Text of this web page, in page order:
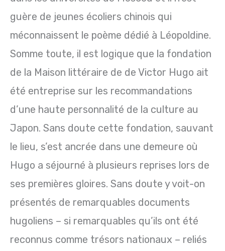
guère de jeunes écoliers chinois qui
méconnaissent le poème dédié à Léopoldine.
Somme toute, il est logique que la fondation
de la Maison littéraire de de Victor Hugo ait
été entreprise sur les recommandations
d’une haute personnalité de la culture au
Japon. Sans doute cette fondation, sauvant
le lieu, s’est ancrée dans une demeure où
Hugo a séjourné à plusieurs reprises lors de
ses premières gloires. Sans doute y voit-on
présentés de remarquables documents
hugoliens – si remarquables qu’ils ont été
reconnus comme trésors nationaux – reliés